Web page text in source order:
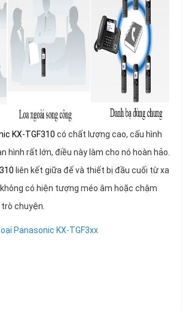
KX-TGF310 có chất lượng cao, cấu hình
hình rất lớn, điều này làm cho nó hoàn hảo.
liên kết giữa đế và thiết bị đầu cuối từ xa
có hiện tượng méo âm hoặc chậm
chuyện.
Panasonic KX-TGF3xx